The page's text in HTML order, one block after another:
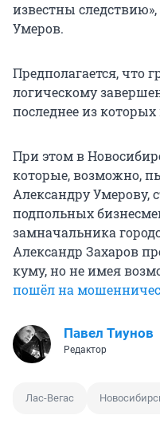
известны
Умеров.
Предполагается, что
логическому
последнее из
При этом в
которые, возможно,
Александру Умерову,
подпольных
замначальника
Александр Захаров
куму, но не имея
пошёл на
Павел Тиунов
Редактор
Лас-Вегас